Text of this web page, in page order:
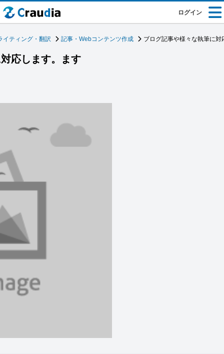
ログイン
イティング・翻訳 記事・Webコンテンツ作成 ブログ記事や様々な執筆に対
応します。ます